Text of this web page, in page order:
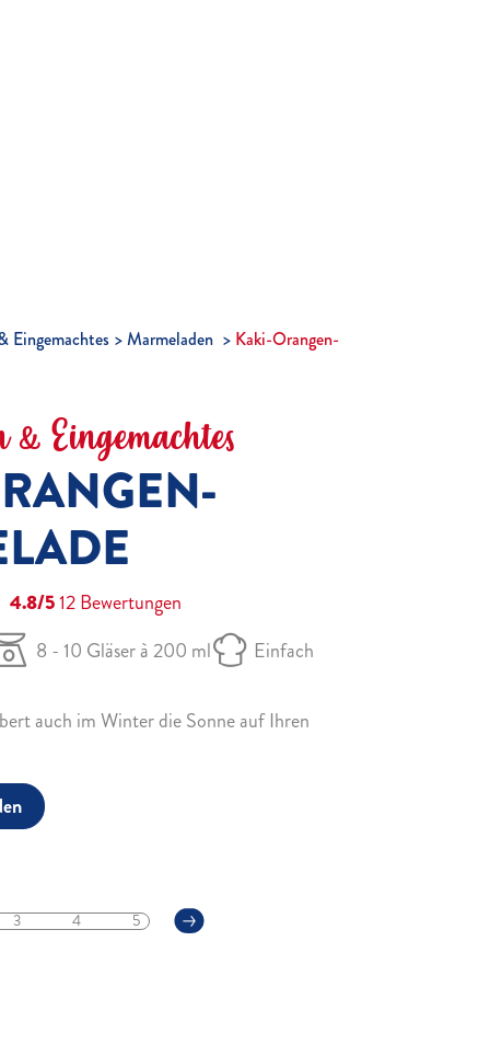
Eingemachtes Marmeladen
Kaki-Orangen-
Eingemachtes
4.8/512Bewertungen
8 - 10 Gläser à 200 ml Einfach
auch im Winter die Sonne auf Ihren
3 4 5